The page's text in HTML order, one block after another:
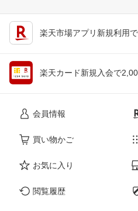
楽天市場アプリ新規利用
楽天カード新規入会で
会員情報
買い物かご
お気に入り
閲覧履歴